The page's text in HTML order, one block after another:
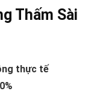
Thấm Sài
thực tế